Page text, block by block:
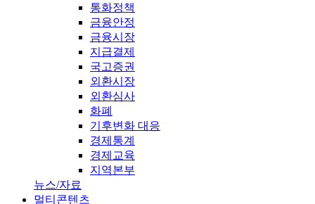
통화정책
금융안정
금융시장
지급결제
국고증권
외환시장
외환심사
화폐
기후변화 대응
경제통계
경제교육
지역본부
뉴스/자료
멀티콘텐츠